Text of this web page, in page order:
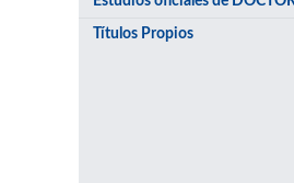
Títulos Propios